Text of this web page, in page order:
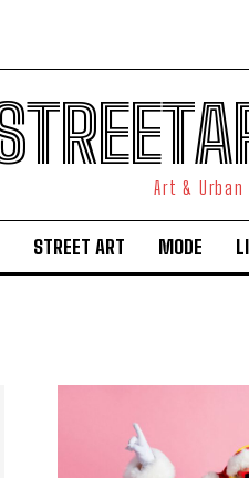
Art &
STREET ART MODE